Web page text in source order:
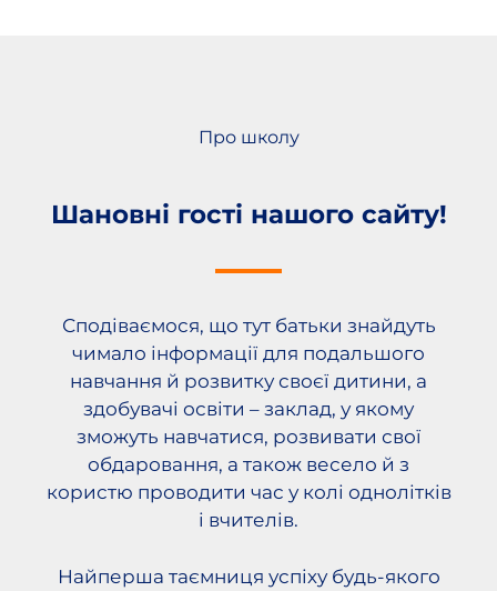
Про школу
Шановні гості нашого сайту!
Сподіваємося, що тут батьки знайдуть
чимало інформації для подальшого
навчання й розвитку своєї дитини, а
здобувачі освіти – заклад, у якому
зможуть навчатися, розвивати свої
обдаровання, а також весело й з
користю проводити час у колі однолітків
і вчителів.
Найперша таємниця успіху будь-якого